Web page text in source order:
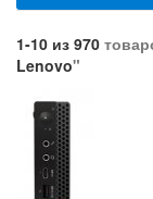
1-10 из 970
Lenovo"